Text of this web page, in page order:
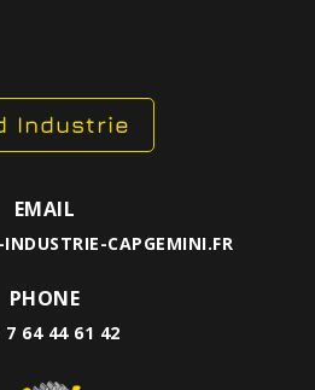
Industrie
EMAIL
CAPGEMINI.FR
PHONE
7 64 44 61 42